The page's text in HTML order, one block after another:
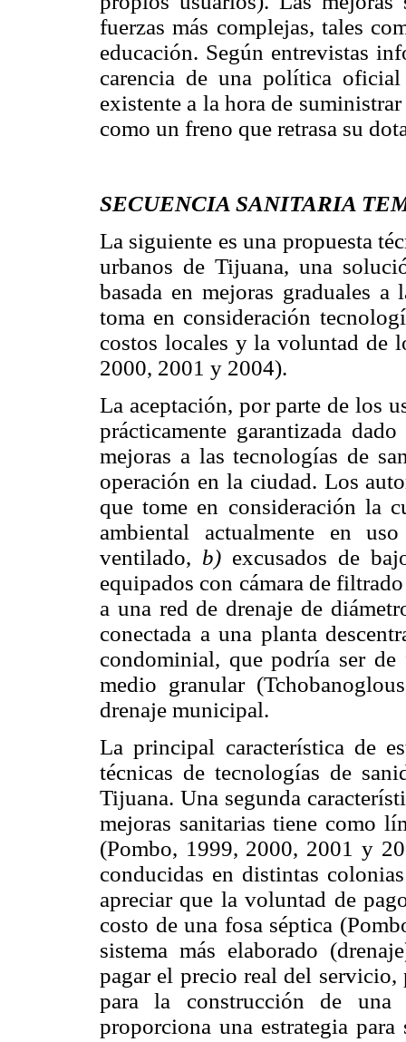
fuerzas más complejas, tales
educación. Según entrevistas
carencia de una política
existente a la hora de
como un freno que retrasa su
SECUENCIA SANITARIA
La siguiente es una propuesta
urbanos de Tijuana, una
basada en mejoras graduales a
toma en consideración
costos locales y la voluntad de
2000, 2001 y 2004).
La aceptación, por parte de los
prácticamente garantizada
mejoras a las tecnologías de
operación en la ciudad. Los
que tome en consideración la
ambiental actualmente en
ventilado, b)excusados de
equipados con cámara de
a una red de drenaje de
conectada a una planta
condominial, que podría ser
medio granular
drenaje municipal.
La principal característica de
técnicas de tecnologías de
Tijuana. Una segunda
mejoras sanitarias tiene como
(Pombo, 1999, 2000, 2001 y
conducidas en distintas
apreciar que la voluntad de
costo de una fosa séptica
sistema más elaborado
pagar el precio real del servicio,
para la construcción de
proporciona una estrategia